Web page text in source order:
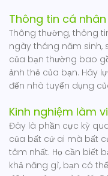
Thông tin cá
Thông thường, thông
ngày tháng năm sinh,
của bạn thường bao
ảnh thẻ của bạn. Hãy
đến nhà tuyển dụng
Kinh nghiệm làm
Đây là phần cực kỳ
của bất cứ ai mà bất
tâm nhất. Họ cần biết
khả năng gì, bạn có